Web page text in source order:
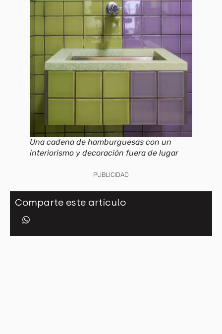
Una cadena de hamburguesas con un
interiorismo y decoración fuera de lugar
PUBLICIDAD
Comparte este artículo